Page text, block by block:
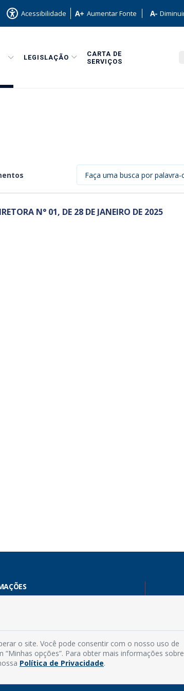
Acessibilidade Aumentar Fonte
LEGISLAÇÃO
CARTA DE
SERVIÇOS
N° 01, DE 28 DE JANEIRO DE 2025
(84) 3525-2032
a sexta-feira, das 8h às 12h
o site. Você pode consentir com o nosso uso de
opções”. Para obter mais informações sobre
Política de Privacidade.